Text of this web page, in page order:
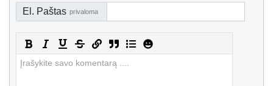
El. Paštas privaloma